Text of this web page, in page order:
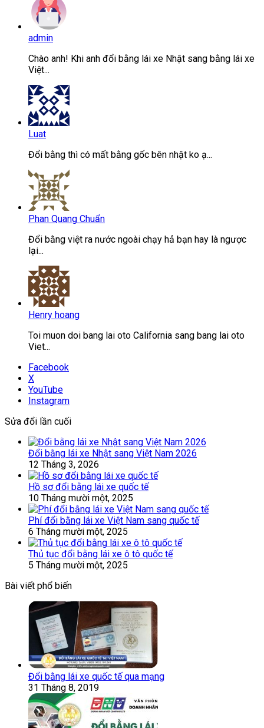
admin
Chào anh! Khi anh đổi bằng lái xe Nhật sang bằng lái xe
Việt...
Luat
Đổi bằng thì có mất bằng gốc bên nhật ko ạ...
Phan Quang Chuẩn
Đổi bằng việt ra nước ngoài chạy hả bạn hay là ngược
lại...
Henry hoang
Toi muon doi bang lai oto California sang bang lai oto
Viet...
Facebook
X
YouTube
Instagram
Sửa đổi lần cuối
Đổi bằng lái xe Nhật sang Việt Nam 2026
12 Tháng 3, 2026
Hồ sơ đổi bằng lái xe quốc tế
10 Tháng mười một, 2025
Phí đổi bằng lái xe Việt Nam sang quốc tế
6 Tháng mười một, 2025
Thủ tục đổi bằng lái xe ô tô quốc tế
5 Tháng mười một, 2025
Bài viết phổ biến
Đổi bằng lái xe quốc tế qua mạng
31 Tháng 8, 2019